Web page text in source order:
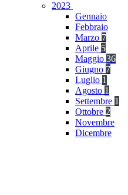
2023
Gennaio
Febbraio
Marzo 7
Aprile 5
Maggio 36
Giugno 7
Luglio 1
Agosto 1
Settembre 1
Ottobre 2
Novembre
Dicembre